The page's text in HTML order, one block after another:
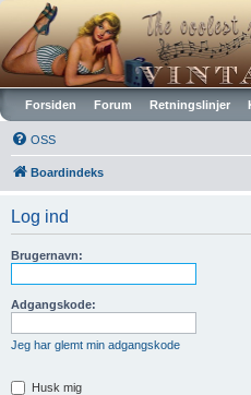
Vintagehifi.dk
Forsiden Forum Retningslinjer
OSS
Boardindeks
Log ind
Brugernavn:
Adgangskode:
Jeg har glemt min adgangskode
Husk mig